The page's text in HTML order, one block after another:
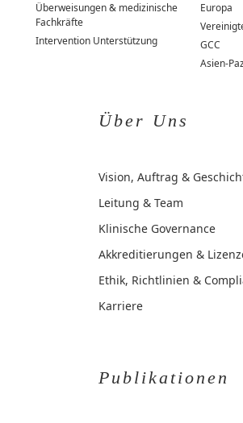
Überweisungen & medizinische
Fachkräfte
Intervention Unterstützung
Europa
GCC
Asien-
Über Uns
Vision, Auftrag &
Leitung & Team
Klinische Governance
Akkreditierungen &
Ethik, Richtlinien &
Karriere
Publikationen